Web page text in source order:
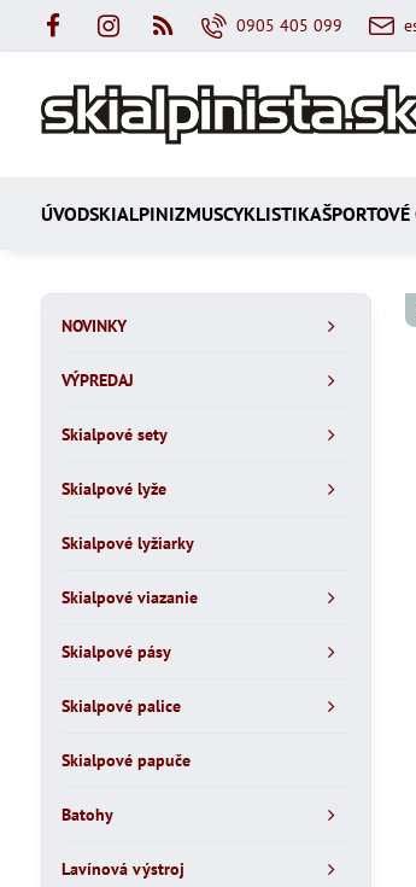
0905 405 099
ÚVODSKIALPINIZMUSCYKLISTIKA
NOVINKY
VÝPREDAJ
Skialpové sety
Skialpové lyže
Skialpové lyžiarky
Skialpové viazanie
Skialpové pásy
Skialpové palice
Skialpové papuče
Batohy
Lavínová výstroj